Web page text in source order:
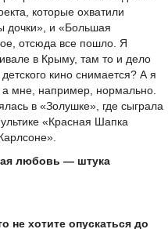
которые охватили
и «Большая
отсюда все пошло. Я
в Крыму, там то и дело
кино снимается? А я
а мне, например, нормально.
в «Золушке», где сыграла
«Красная Шапка
любовь — штука
не хотите опускаться до